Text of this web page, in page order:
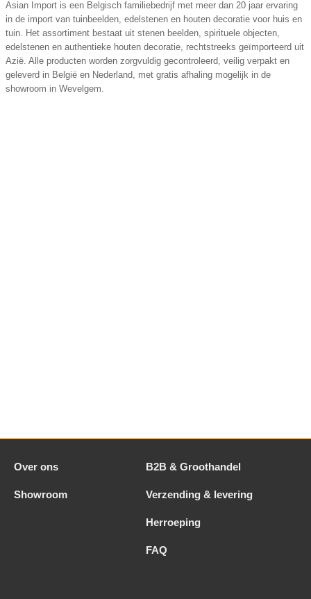
Asian Import is een Belgisch familiebedrijf met meer dan 20 jaar ervaring
in de import van tuinbeelden, edelstenen en houten decoratie voor huis en
tuin. Het assortiment bestaat uit stenen beelden, spirituele objecten,
edelstenen en authentieke houten decoratie, rechtstreeks geïmporteerd uit
Azië. Alle producten worden zorgvuldig gecontroleerd, veilig verpakt en
geleverd in België en Nederland, met gratis afhaling mogelijk in de
showroom in Wevelgem.
Over ons B2B & Groothandel
Showroom Verzending & levering
Herroeping
FAQ